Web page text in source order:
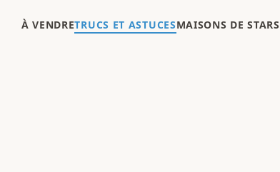
À VENDRETRUCS ET ASTUCESMAISONS DE STARS